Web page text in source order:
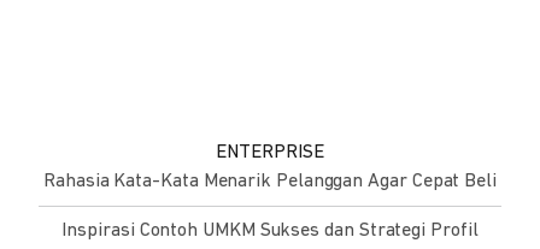
ENTERPRISE
Rahasia Kata-Kata Menarik Pelanggan Agar Cepat Beli
Inspirasi Contoh UMKM Sukses dan Strategi Profil